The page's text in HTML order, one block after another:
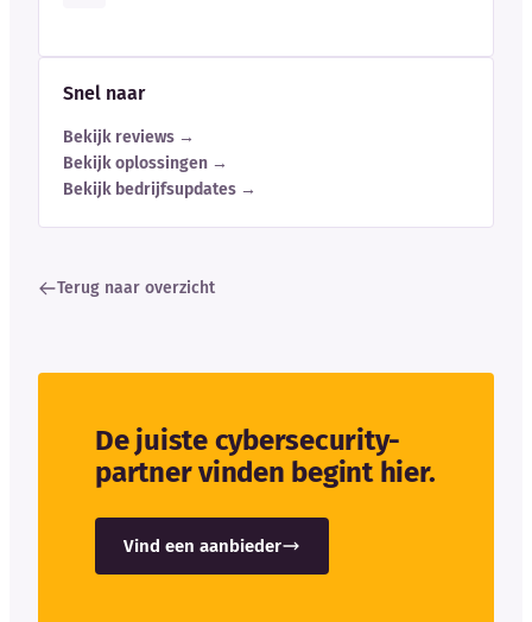
Snel naar
Bekijk reviews →
Bekijk oplossingen →
Bekijk bedrijfsupdates →
Terug naar overzicht
De juiste cybersecurity-
partner vinden begint hier.
Vind een aanbieder